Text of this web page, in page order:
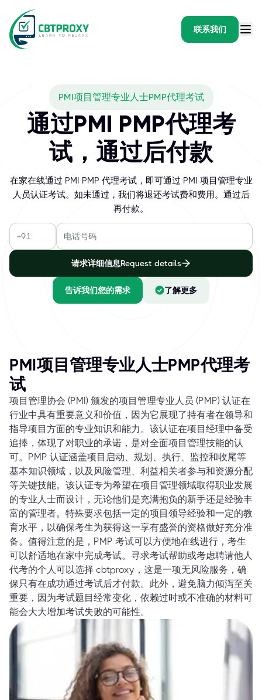
联系我们
PMI项目管理专业人士PMP代理考试
通过PMI PMP代理考
试，通过后付款
在家在线通过 PMI PMP 代理考试，即可通过 PMI 项目管理专业
人员认证考试。如未通过，我们将退还考试费和费用。通过后
再付款。
请求详细信息Request details
告诉我们您的需求 了解更多
PMI项目管理专业人士PMP代理考
试
项目管理协会 (PMI) 颁发的项目管理专业人员 (PMP) 认证在
行业中具有重要意义和价值，因为它展现了持有者在领导和
指导项目方面的专业知识和能力。该认证在项目经理中备受
追捧，体现了对职业的承诺，是对全面项目管理技能的认
可。PMP 认证涵盖项目启动、规划、执行、监控和收尾等
基本知识领域，以及风险管理、利益相关者参与和资源分配
等关键技能。该认证专为希望在项目管理领域取得职业发展
的专业人士而设计，无论他们是充满抱负的新手还是经验丰
富的管理者。特殊要求包括一定的项目领导经验和一定的教
育水平，以确保考生为获得这一享有盛誉的资格做好充分准
备。值得注意的是，PMP 考试可以方便地在线进行，考生
可以舒适地在家中完成考试。寻求考试帮助或考虑聘请他人
代考的个人可以选择 cbtproxy，这是一项无风险服务，确
保只有在成功通过考试后才付款。此外，避免脑力倾泻至关
重要，因为考试题目经常变化，依赖过时或不准确的材料可
能会大大增加考试失败的可能性。